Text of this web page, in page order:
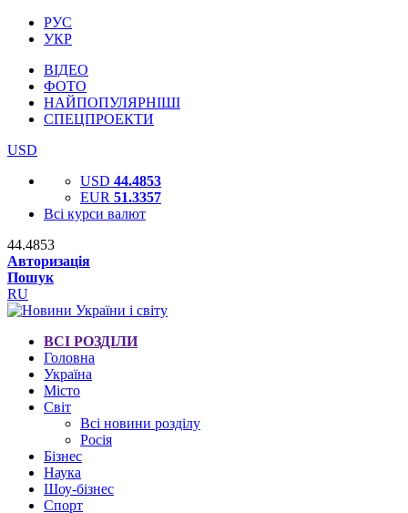
РУС
УКР
ВІДЕО
ФОТО
НАЙПОПУЛЯРНІШІ
СПЕЦПРОЕКТИ
USD
USD 44.4853
EUR 51.3357
Всі курси валют
44.4853
Авторизація
Пошук
RU
ВСІ РОЗДІЛИ
Головна
Україна
Місто
Світ
Всі новини розділу
Росія
Бізнес
Наука
Шоу-бізнес
Спорт